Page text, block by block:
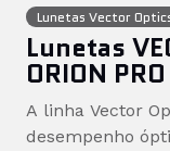
Lunetas Vector
Lunetas
ORION
A linha Vector
desempenho